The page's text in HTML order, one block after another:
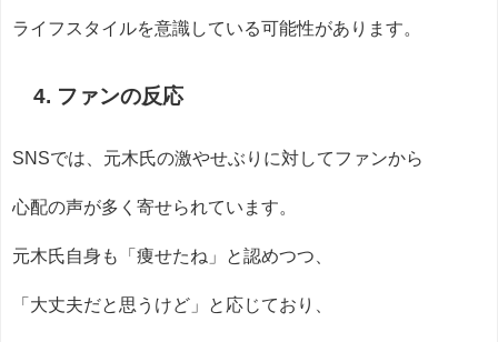
ライフスタイルを意識している可能性があります。
4. ファンの反応
SNSでは、元木氏の激やせぶりに対してファンから
心配の声が多く寄せられています。
元木氏自身も「痩せたね」と認めつつ、
「大丈夫だと思うけど」と応じており、